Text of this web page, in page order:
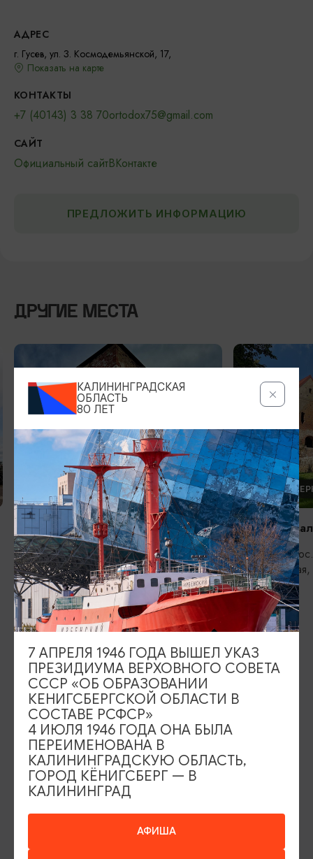
АДРЕС
г. Гусев, ул. З. Космодемьянской, 17,
Показать на карте
КОНТАКТЫ
+7 (40143) 3 38 70ortodox75@gmail.com
САЙТ
Официальный сайтВКонтакте
ПРЕДЛОЖИТЬ ИНФОРМАЦИЮ
ДРУГИЕ МЕСТА
КИРХИ И ЦЕРКВИ
Кирха Рудау. Парк-Музей
Зеленоградск, пос. Мельниково, ул.
Центральная
КИРХИ И
Кирха
Гурьевск,
ИЩИТЕ ТАКЖЕ НА НАШЕМ САЙТЕ
Серебряное ожерелье
Электронная виза
Туры и экскурсии
Афиша мероприятий
Сувениры
Гостевая книга
Гиды и экскурсоводы
Достопримечательности
Гостиницы
КАЛИНИНГРАДСКАЯ
ОБЛАСТЬ
80 ЛЕТ
АФИША
7 АПРЕЛЯ 1946 ГОДА ВЫШЕЛ УКАЗ
ПРЕЗИДИУМА ВЕРХОВНОГО СОВЕТА
СССР «ОБ ОБРАЗОВАНИИ
КЕНИГСБЕРГСКОЙ ОБЛАСТИ В
СОСТАВЕ РСФСР»
4 ИЮЛЯ 1946 ГОДА ОНА БЫЛА
ПЕРЕИМЕНОВАНА В
КАЛИНИНГРАДСКУЮ ОБЛАСТЬ,
ГОРОД КЁНИГСБЕРГ — В
КАЛИНИНГРАД